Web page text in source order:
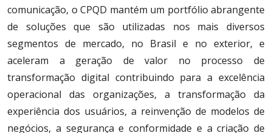
comunicação, o CPQD mantém um portfólio abrangente
de soluções que são utilizadas nos mais diversos
segmentos de mercado, no Brasil e no exterior, e
aceleram a geração de valor no processo de
transformação digital contribuindo para a excelência
operacional das organizações, a transformação da
experiência dos usuários, a reinvenção de modelos de
negócios, a segurança e conformidade e a criação de